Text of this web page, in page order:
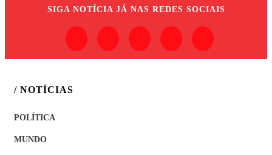
SIGA NOTÍCIA JÁ NAS REDES SOCIAIS
/ NOTÍCIAS
POLÍTICA
MUNDO